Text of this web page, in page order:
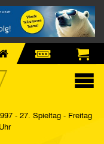
- 27. Spieltag - Freitag